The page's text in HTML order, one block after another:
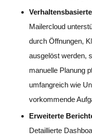
Mailercloud
durch Öffnungen,
ausgelöst werden,
manuelle Planung
umfangreich wie
vorkommende
Erweiterte
Detaillierte